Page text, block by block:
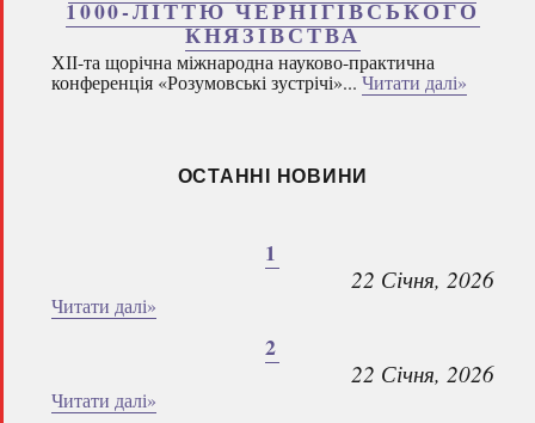
1000-ЛІТТЮ ЧЕРНІГІВСЬКОГО
КНЯЗІВСТВА
ХІІ-та щорічна міжнародна науково-практична
конференція «Розумовські зустрічі»...Читати далі»
ОСТАННІ НОВИНИ
1
22 Січня, 2026
Читати далі»
2
22 Січня, 2026
Читати далі»